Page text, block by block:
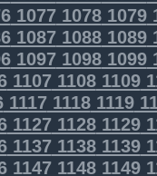
107710781079
108710881089
109710981099
110711081109
111711181119
112711281129
113711381139
114711481149